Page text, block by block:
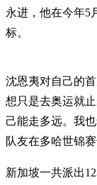
永进，他在今年5
标。
沈恩夷对自己的
想只是去奥运就
己能走多远。我
队友在多哈世锦
新加坡一共派出